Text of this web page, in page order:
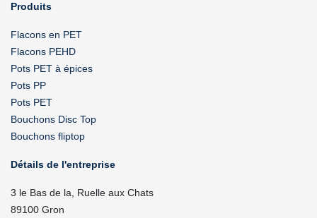
Produits
Flacons en PET
Flacons PEHD
Pots PET à épices
Pots PP
Pots PET
Bouchons Disc Top
Bouchons fliptop
Détails de l'entreprise
3 le Bas de la, Ruelle aux Chats
89100 Gron